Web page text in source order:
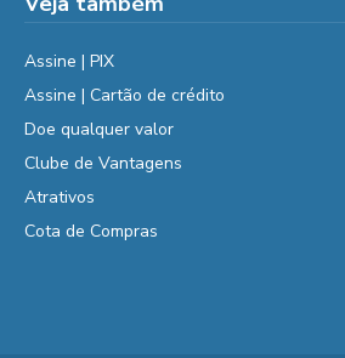
Assine | PIX
Assine | Cartão de crédito
Doe qualquer valor
Clube de Vantagens
Atrativos
Cota de Compras